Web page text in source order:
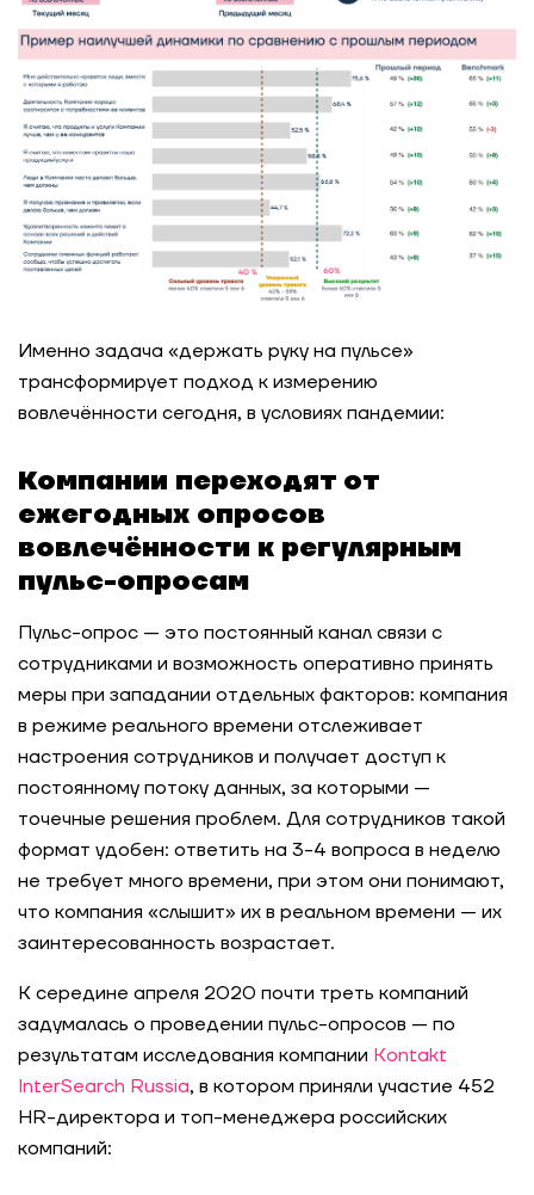
Именно задача «держать руку на пульсе»
трансформирует подход к измерению
вовлечённости сегодня, в условиях пандемии:
Компании переходят от
ежегодных опросов
вовлечённости к регулярным
пульс-опросам
Пульс-опрос — это постоянный канал связи с
сотрудниками и возможность оперативно принять
меры при западании отдельных факторов: компания
в режиме реального времени отслеживает
настроения сотрудников и получает доступ к
постоянному потоку данных, за которыми —
точечные решения проблем. Для сотрудников такой
формат удобен: ответить на 3-4 вопроса в неделю
не требует много времени, при этом они понимают,
что компания «слышит» их в реальном времени — их
заинтересованность возрастает.
К середине апреля 2020 почти треть компаний
задумалась о проведении пульс-опросов — по
результатам исследования компании Kontakt
InterSearch Russia, в котором приняли участие 452
HR-директора и топ-менеджера российских
компаний: